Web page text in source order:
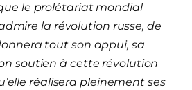
le prolétariat mondial
la révolution russe, de
tout son appui, sa
soutien à cette révolution
réalisera pleinement ses